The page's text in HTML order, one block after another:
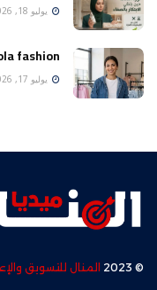
يوليو 18, 2026
fashion
يوليو 17, 2026
© 2023 المنال للتسويق